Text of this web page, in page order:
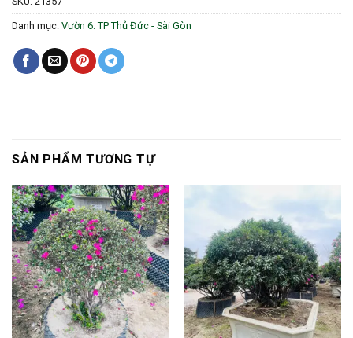
Danh mục: Vườn 6: TP Thủ Đức - Sài Gòn
SẢN PHẨM TƯƠNG TỰ